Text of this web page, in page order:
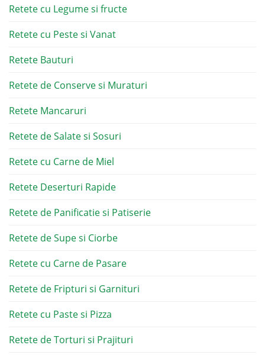
Retete cu Legume si fructe
Retete cu Peste si Vanat
Retete Bauturi
Retete de Conserve si Muraturi
Retete Mancaruri
Retete de Salate si Sosuri
Retete cu Carne de Miel
Retete Deserturi Rapide
Retete de Panificatie si Patiserie
Retete de Supe si Ciorbe
Retete cu Carne de Pasare
Retete de Fripturi si Garnituri
Retete cu Paste si Pizza
Retete de Torturi si Prajituri